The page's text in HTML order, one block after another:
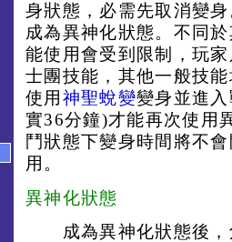
身狀態，必需先取消變
成為異神化狀態。不同
能使用會受到限制，玩
士團技能，其他一般技
使用 神聖蛻變變身並進
實36分鐘)才能再次使用
鬥狀態下變身時間將不
用。
異神化狀態
成為異神化狀態後，